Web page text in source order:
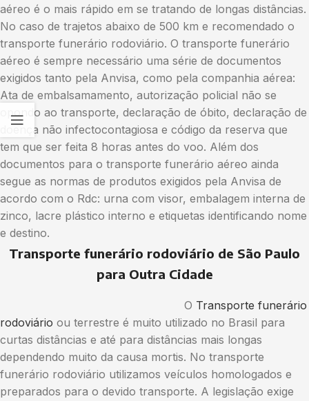
aéreo é o mais rápido em se tratando de longas distâncias.
No caso de trajetos abaixo de 500 km e recomendado o
transporte funerário rodoviário. O transporte funerário
aéreo é sempre necessário uma série de documentos
exigidos tanto pela Anvisa, como pela companhia aérea:
Ata de embalsamamento, autorização policial não se
opondo ao transporte, declaração de óbito, declaração de
doença não infectocontagiosa e código da reserva que
tem que ser feita 8 horas antes do voo. Além dos
documentos para o transporte funerário aéreo ainda
segue as normas de produtos exigidos pela Anvisa de
acordo com o Rdc: urna com visor, embalagem interna de
zinco, lacre plástico interno e etiquetas identificando nome
e destino.
Transporte funerário rodoviário de São Paulo
para Outra Cidade
O Transporte funerário
rodoviário ou terrestre é muito utilizado no Brasil para
curtas distâncias e até para distâncias mais longas
dependendo muito da causa mortis. No transporte
funerário rodoviário utilizamos veículos homologados e
preparados para o devido transporte. A legislação exige